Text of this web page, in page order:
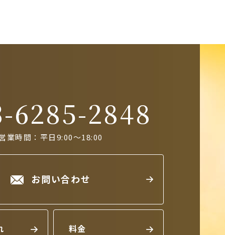
6285-2848
業時間：平日9:00～18:00
お問い合わせ
料金